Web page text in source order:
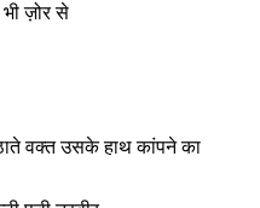
ज़ोर से
वक्त उसके हाथ कांपने का